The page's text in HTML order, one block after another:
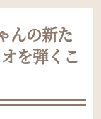
んの新た
を弾くこ